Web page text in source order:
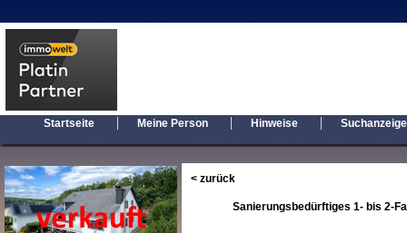
Startseite | Meine Person | Hinweise |
< zurück
Sanierungsbedürftiges 1- bis 2-